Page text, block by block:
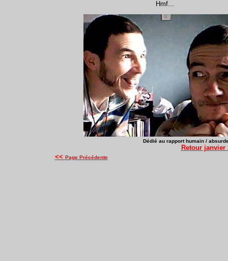
Hmf...
Dédié au rapport humain /
Retour janvier
<< Page Précédente